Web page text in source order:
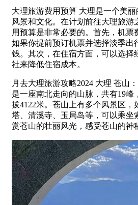
大理旅游费用预算 大理是一个美
风景和文化。在计划前往大理旅游
用预算是非常必要的。首先，机票
如果你提前预订机票并选择淡季出
钱。其次，在住宿方面，可以选择
社来降低住宿成本。
月去大理旅游攻略2024 大理 苍山
是一座南北走向的山脉，共有19峰
拔4122米。苍山上有多个风景区，
塔、清溪寺、玉局岛等，可以乘坐
赏苍山的壮丽风光，感受苍山的神